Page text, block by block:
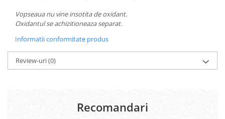
Vopseaua nu vine insotita de oxidant.
Oxidantul se achizitioneaza separat.
Informatii conformitate produs
Review-uri(0)
Recomandari